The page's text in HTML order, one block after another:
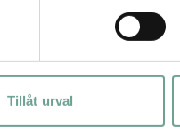
Tillåt urval